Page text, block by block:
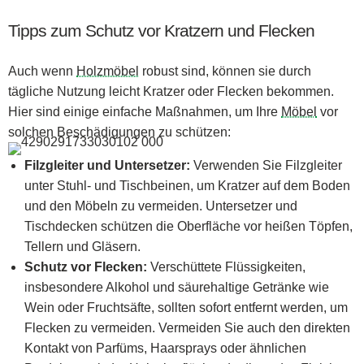
Tipps zum Schutz vor Kratzern und Flecken
Auch wenn Holzmöbel robust sind, können sie durch
tägliche Nutzung leicht Kratzer oder Flecken bekommen.
Hier sind einige einfache Maßnahmen, um Ihre Möbel vor
solchen Beschädigungen zu schützen:
Filzgleiter und Untersetzer: Verwenden Sie Filzgleiter
unter Stuhl- und Tischbeinen, um Kratzer auf dem Boden
und den Möbeln zu vermeiden. Untersetzer und
Tischdecken schützen die Oberfläche vor heißen Töpfen,
Tellern und Gläsern.
Schutz vor Flecken: Verschüttete Flüssigkeiten,
insbesondere Alkohol und säurehaltige Getränke wie
Wein oder Fruchtsäfte, sollten sofort entfernt werden, um
Flecken zu vermeiden. Vermeiden Sie auch den direkten
Kontakt von Parfüms, Haarsprays oder ähnlichen